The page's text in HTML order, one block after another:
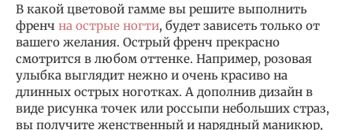
В какой цветовой гамме вы решите выполнить
френч на острые ногти, будет зависеть только от
вашего желания. Острый френч прекрасно
смотрится в любом оттенке. Например, розовая
улыбка выглядит нежно и очень красиво на
длинных острых ноготках. А дополнив дизайн в
виде рисунка точек или россыпи небольших страз,
вы получите женственный и нарядный маникюр,